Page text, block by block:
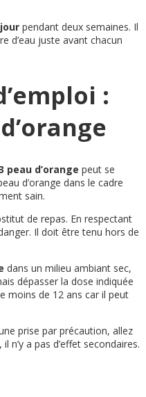
pendant deux semaines. Il
d’eau juste avant chacun
:
peau d’orange peut se
d’orange dans le cadre
sain.
de repas. En respectant
Il doit être tenu hors de
dans un milieu ambiant sec,
dépasser la dose indiquée
moins de 12 ans car il peut
prise par précaution, allez
n’y a pas d’effet secondaires.